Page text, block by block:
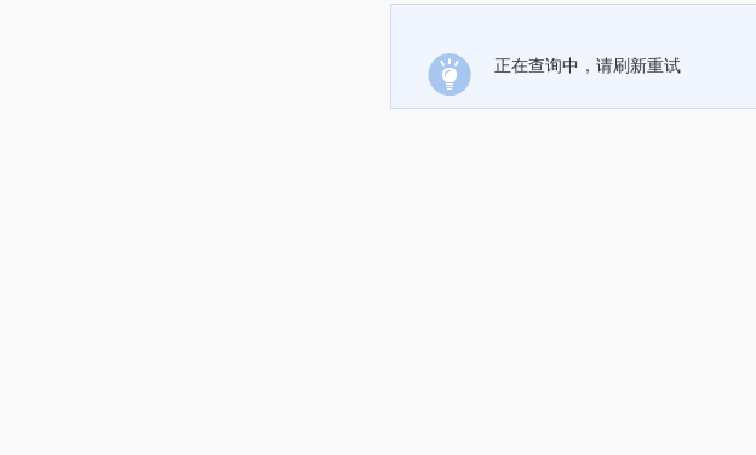
正在查询中，请刷新重试